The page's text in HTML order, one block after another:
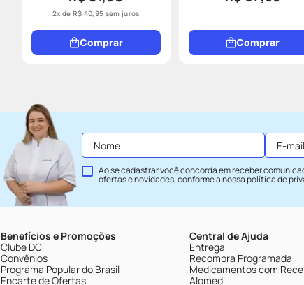
2x de R$ 40,95 sem juros
Comprar Comprar
Ao se cadastrar você concorda em receber
ofertas e novidades, conforme a nossapolítica de
Benefícios e Promoções
Clube DC
Convênios
Programa Popular do Brasil
Encarte de Ofertas
Central de Ajuda
Entrega
Recompra Programada
Medicamentos com
Alomed